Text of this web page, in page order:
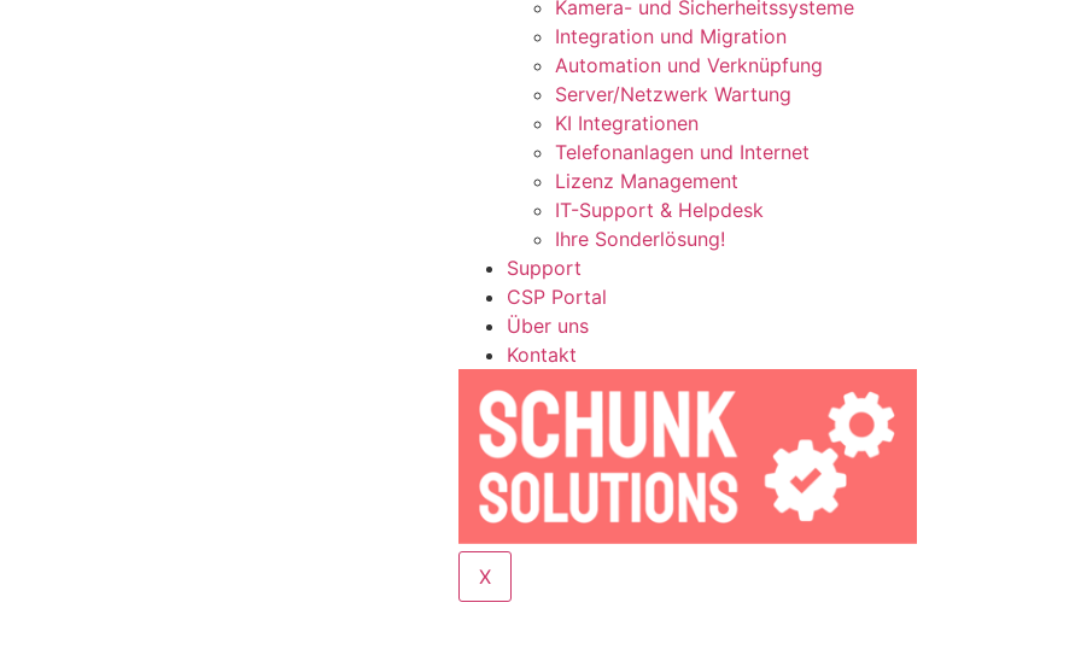
Kamera- und Sicherheitssysteme
Integration und Migration
Automation und Verknüpfung
Server/Netzwerk Wartung
KI Integrationen
Telefonanlagen und Internet
Lizenz Management
IT-Support & Helpdesk
Ihre Sonderlösung!
Support
CSP Portal
Über uns
Kontakt
X